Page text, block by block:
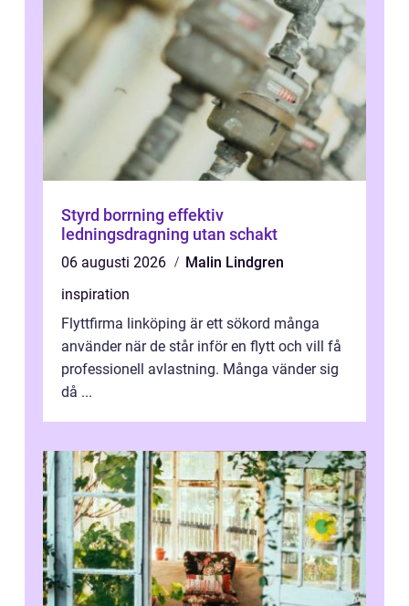
Styrd borrning effektiv
ledningsdragning utan schakt
06 augusti 2026
Malin Lindgren
inspiration
Flyttfirma linköping är ett sökord många
använder när de står inför en flytt och vill få
professionell avlastning. Många vänder sig
då ...